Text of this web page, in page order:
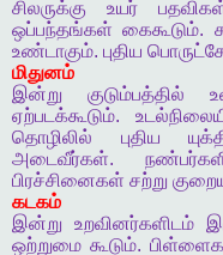
சிலருக்கு
உயர்
ஒப்பந்தங்கள் கைகூடும்.
உண்டாகும். புதிய
மிதுனம்
இன்று
குடும்பத்தில்
ஏற்படக்கூடும்.
தொழிலில்
புதிய
அடைவீர்கள்.
பிரச்சினைகள் சற்று
கடகம்
இன்று
உறவினர்களிடம்
ஒற்றுமை கூடும்.